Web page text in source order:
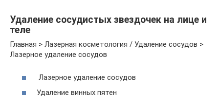
Удаление сосудистых звездочек на лице и
теле
Главная > Лазерная косметология / Удаление сосудов >
Лазерное удаление сосудов
Лазерное удаление сосудов
Удаление винных пятен